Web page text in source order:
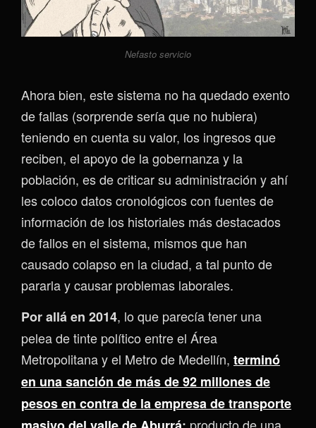
Nefasto servicio
Ahora bien, este sistema no ha quedado exento
de fallas (sorprende sería que no hubiera)
teniendo en cuenta su valor, los ingresos que
reciben, el apoyo de la gobernanza y la
población, es de criticar su administración y ahí
les coloco datos cronológicos con fuentes de
información de los historiales más destacados
de fallos en el sistema, mismos que han
causado colapso en la ciudad, a tal punto de
pararla y causar problemas laborales.
Por allá en 2014, lo que parecía tener una
pelea de tinte político entre el Área
Metropolitana y el Metro de Medellín, terminó
en una sanción de más de 92 millones de
pesos en contra de la empresa de transporte